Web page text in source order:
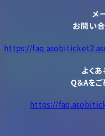
メ
お問い
https://
よく
Q＆Aをご
https://